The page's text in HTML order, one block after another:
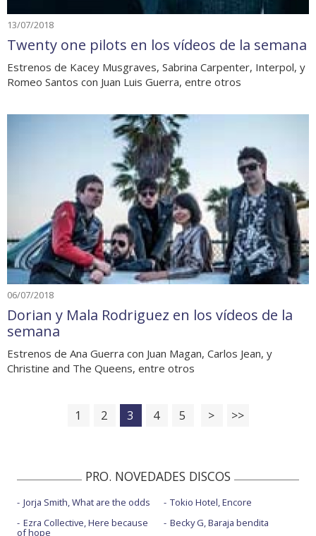
13/07/2018
Twenty one pilots en los vídeos de la semana
Estrenos de Kacey Musgraves, Sabrina Carpenter, Interpol, y
Romeo Santos con Juan Luis Guerra, entre otros
06/07/2018
Dorian y Mala Rodriguez en los vídeos de la
semana
Estrenos de Ana Guerra con Juan Magan, Carlos Jean, y
Christine and The Queens, entre otros
1 2 3 4 5 > >>
PRO. NOVEDADES DISCOS
Jorja Smith, What are the odds
Ezra Collective, Here because
of hope
Tokio Hotel, Encore
Becky G, Baraja bendita